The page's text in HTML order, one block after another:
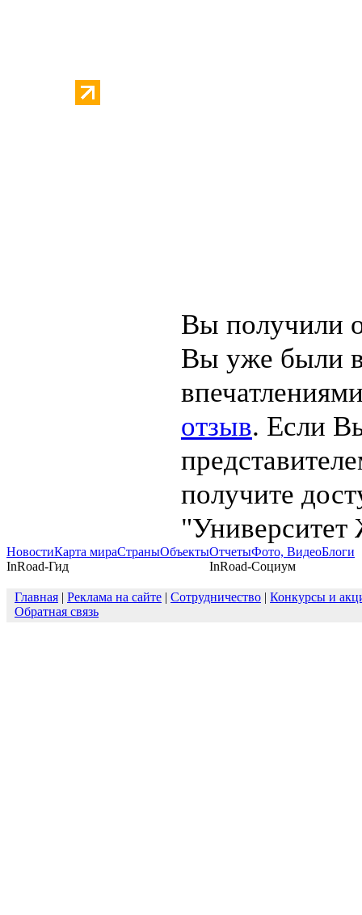
Вы получили
Вы уже были
отзыв. Если
получите
НовостиКарта мираСтраныОбъектыОтчетыФото, ВидеоБлоги
InRoad-Гид
InRoad-Социум
Главная | Реклама на сайте | Сотрудничество | Конкурсы и
Обратная связь